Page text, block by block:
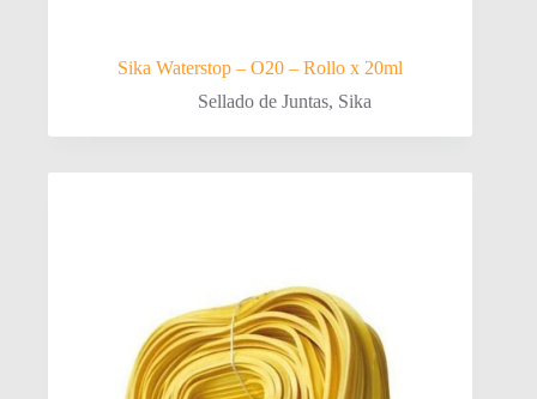
Sika Waterstop – O20 – Rollo x 20ml
Sellado de Juntas, Sika